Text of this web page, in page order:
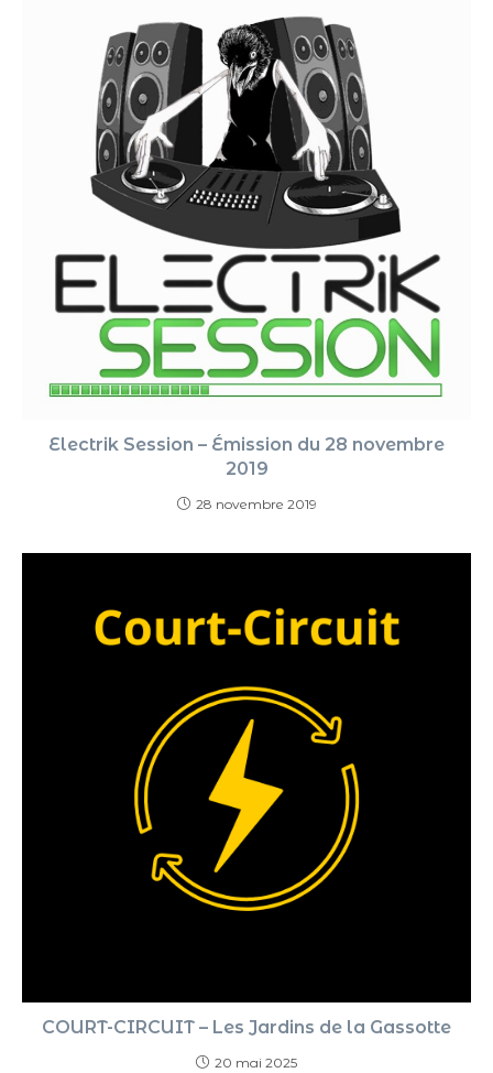
Electrik Session – Émission du 28 novembre
2019
28 novembre 2019
COURT-CIRCUIT – Les Jardins de la Gassotte
20 mai 2025